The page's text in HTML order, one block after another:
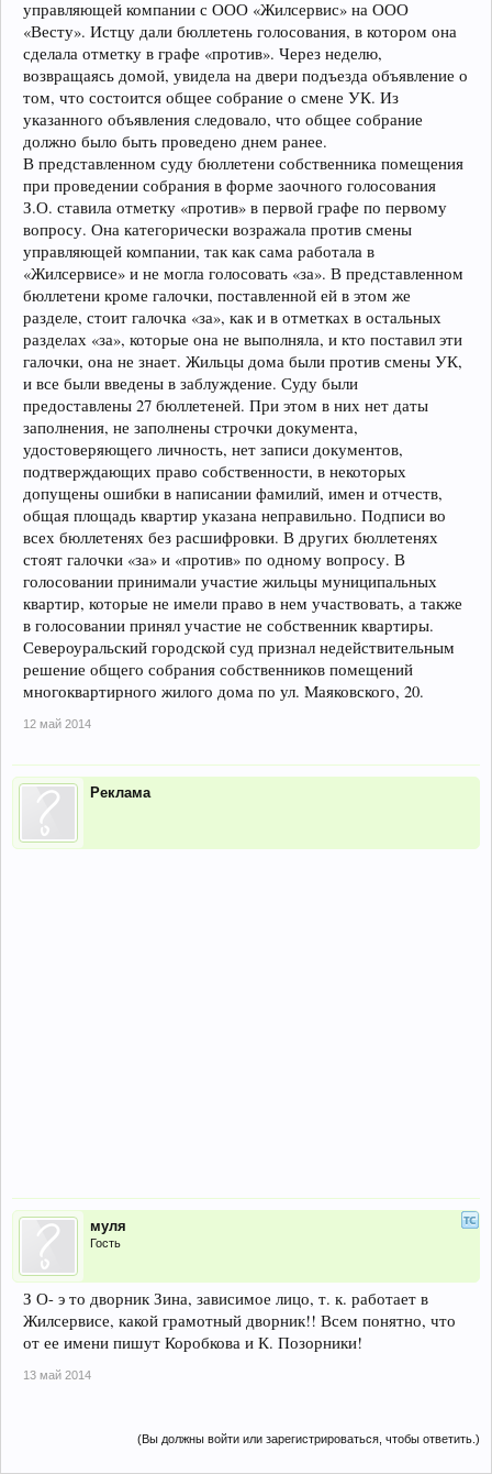
управляющей компании с ООО «Жилсервис» на ООО
«Весту». Истцу дали бюллетень голосования, в котором она
сделала отметку в графе «против». Через неделю,
возвращаясь домой, увидела на двери подъезда объявление о
том, что состоится общее собрание о смене УК. Из
указанного объявления следовало, что общее собрание
должно было быть проведено днем ранее.
В представленном суду бюллетени собственника помещения
при проведении собрания в форме заочного голосования
З.О. ставила отметку «против» в первой графе по первому
вопросу. Она категорически возражала против смены
управляющей компании, так как сама работала в
«Жилсервисе» и не могла голосовать «за». В представленном
бюллетени кроме галочки, поставленной ей в этом же
разделе, стоит галочка «за», как и в отметках в остальных
разделах «за», которые она не выполняла, и кто поставил эти
галочки, она не знает. Жильцы дома были против смены УК,
и все были введены в заблуждение. Суду были
предоставлены 27 бюллетеней. При этом в них нет даты
заполнения, не заполнены строчки документа,
удостоверяющего личность, нет записи документов,
подтверждающих право собственности, в некоторых
допущены ошибки в написании фамилий, имен и отчеств,
общая площадь квартир указана неправильно. Подписи во
всех бюллетенях без расшифровки. В других бюллетенях
стоят галочки «за» и «против» по одному вопросу. В
голосовании принимали участие жильцы муниципальных
квартир, которые не имели право в нем участвовать, а также
в голосовании принял участие не собственник квартиры.
Североуральский городской суд признал недействительным
решение общего собрания собственников помещений
многоквартирного жилого дома по ул. Маяковского, 20.
12 май 2014
Реклама
муля
Гость
З О- э то дворник Зина, зависимое лицо, т. к. работает в
Жилсервисе, какой грамотный дворник!! Всем понятно, что
от ее имени пишут Коробкова и К. Позорники!
13 май 2014
(Вы должны войти или зарегистрироваться, чтобы ответить.)